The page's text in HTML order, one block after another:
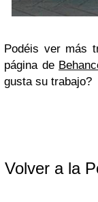
Podéis ver más
página de
gusta su trabajo?
Volver a la